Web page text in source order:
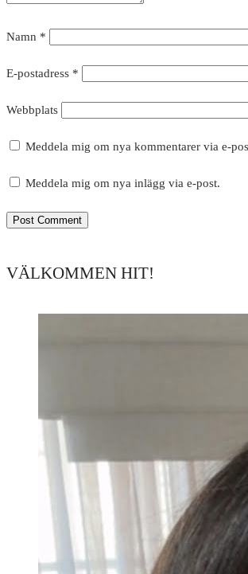
Namn *
E-postadress *
Webbplats
Meddela mig om nya kommentarer via e-
Meddela mig om nya inlägg via e-post.
VÄLKOMMEN HIT!